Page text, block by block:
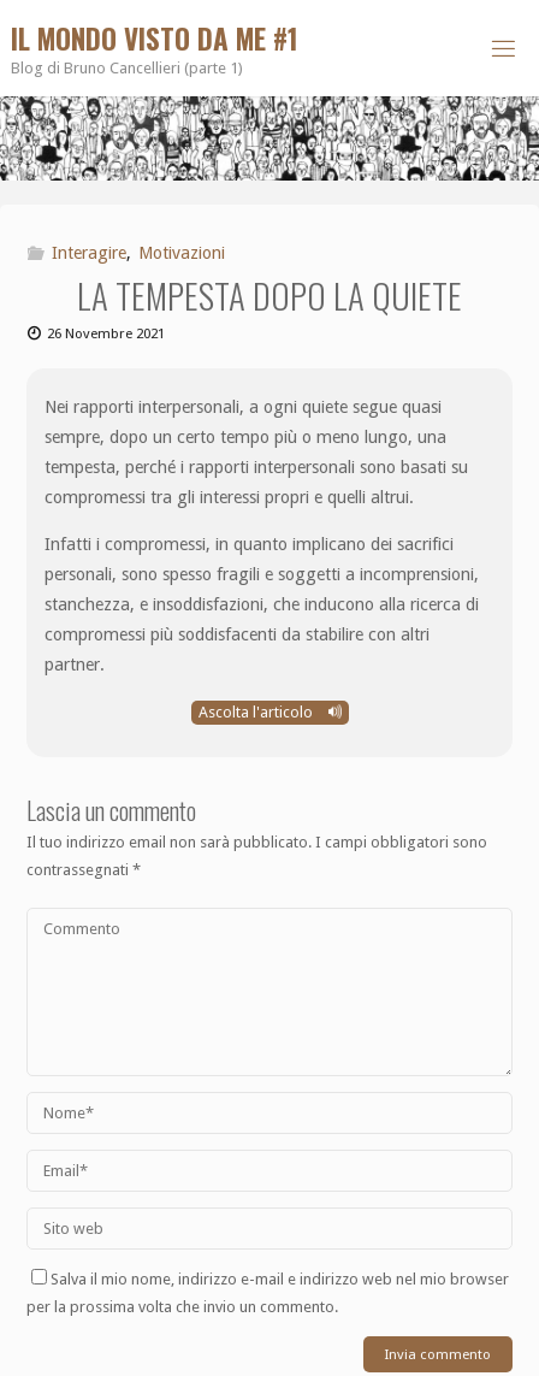
IL MONDO VISTO DA ME #1
Blog di Bruno Cancellieri (parte 1)
Interagire, Motivazioni
LA TEMPESTA DOPO LA QUIETE
26 Novembre 2021
Nei rapporti interpersonali, a ogni quiete segue quasi
sempre, dopo un certo tempo più o meno lungo, una
tempesta, perché i rapporti interpersonali sono basati su
compromessi tra gli interessi propri e quelli altrui.
Infatti i compromessi, in quanto implicano dei sacrifici
personali, sono spesso fragili e soggetti a incomprensioni,
stanchezza, e insoddisfazioni, che inducono alla ricerca di
compromessi più soddisfacenti da stabilire con altri
partner.
Ascolta l'articolo
Lascia un commento
Il tuo indirizzo email non sarà pubblicato. I campi obbligatori sono
contrassegnati*
Salva il mio nome, indirizzo e-mail e indirizzo web nel mio browser
per la prossima volta che invio un commento.